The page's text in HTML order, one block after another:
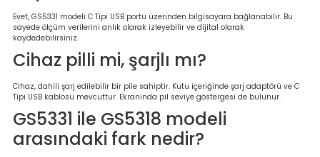
Evet, GS5331 modeli C Tipi USB portu üzerinden bilgisayara bağlanabilir. Bu
sayede ölçüm verilerini anlık olarak izleyebilir ve dijital olarak
kaydedebilirsiniz.
Cihaz pilli mi, şarjlı mı?
Cihaz, dahili şarj edilebilir bir pile sahiptir. Kutu içeriğinde şarj adaptörü ve C
Tipi USB kablosu mevcuttur. Ekranında pil seviye göstergesi de bulunur.
GS5331 ile GS5318 modeli
arasındaki fark nedir?